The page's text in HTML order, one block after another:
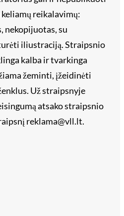
reikalavimų:
nekopijuotas, su
iliustraciją. Straipsnio
kalba ir tvarkinga
žeminti, įžeidinėti
Už straipsnyje
atsako straipsnio
reklama@vll.lt.